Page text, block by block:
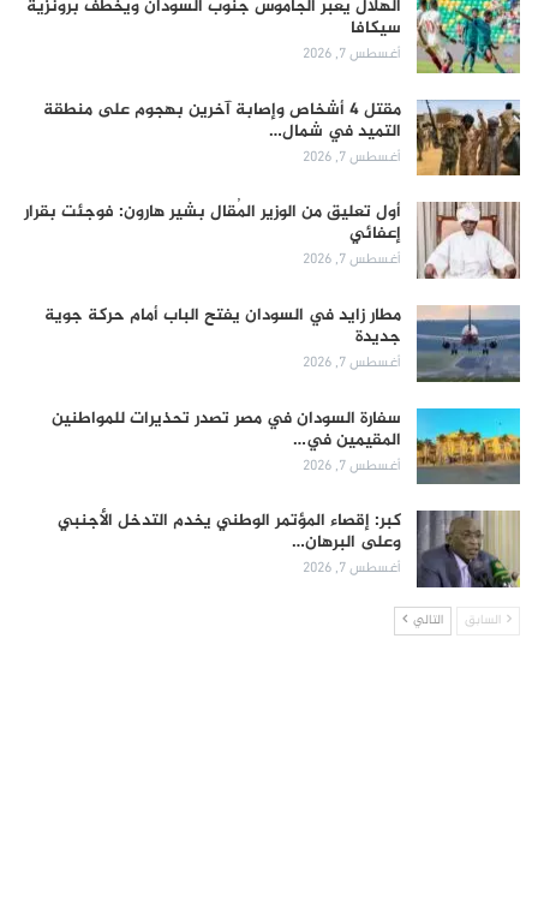
الهلال يعبر الجاموس جنوب السودان ويخطف برونزية
سيكافا
أغسطس 7, 2026
مقتل 4 أشخاص وإصابة آخرين بهجوم على منطقة
التميد في شمال…
أغسطس 7, 2026
أول تعليق من الوزير المُقال بشير هارون: فوجئت بقرار
إعفائي
أغسطس 7, 2026
مطار زايد في السودان يفتح الباب أمام حركة جوية
جديدة
أغسطس 7, 2026
سفارة السودان في مصر تصدر تحذيرات للمواطنين
المقيمين في…
أغسطس 7, 2026
كبر: إقصاء المؤتمر الوطني يخدم التدخل الأجنبي
وعلى البرهان…
أغسطس 7, 2026
السابق التالي